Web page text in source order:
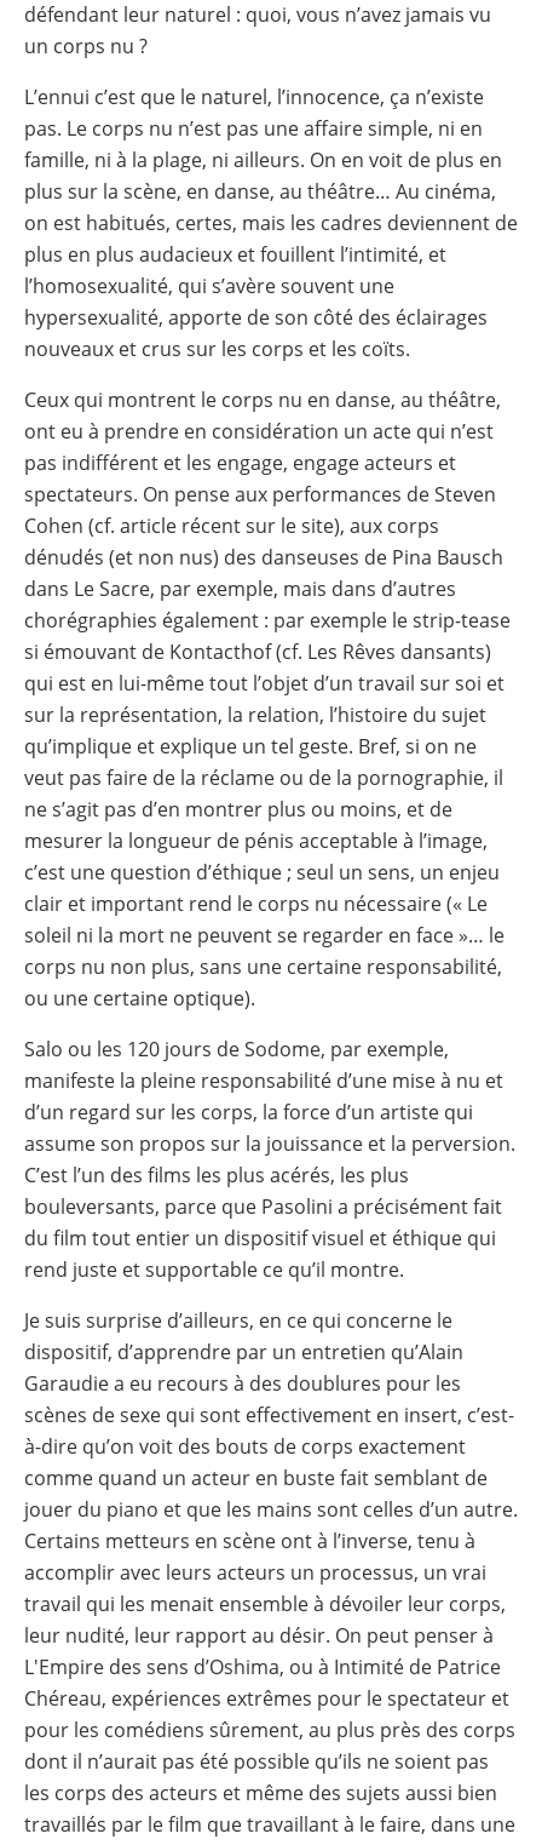
défendant leur naturel : quoi, vous n’avez jamais vu
un corps nu ?
L’ennui c’est que le naturel, l’innocence, ça n’existe
pas. Le corps nu n’est pas une affaire simple, ni en
famille, ni à la plage, ni ailleurs. On en voit de plus en
plus sur la scène, en danse, au théâtre… Au cinéma,
on est habitués, certes, mais les cadres deviennent de
plus en plus audacieux et fouillent l’intimité, et
l’homosexualité, qui s’avère souvent une
hypersexualité, apporte de son côté des éclairages
nouveaux et crus sur les corps et les coïts.
Ceux qui montrent le corps nu en danse, au théâtre,
ont eu à prendre en considération un acte qui n’est
pas indifférent et les engage, engage acteurs et
spectateurs. On pense aux performances de Steven
Cohen (cf. article récent sur le site), aux corps
dénudés (et non nus) des danseuses de Pina Bausch
dans Le Sacre, par exemple, mais dans d’autres
chorégraphies également : par exemple le strip-tease
si émouvant de Kontacthof (cf. Les Rêves dansants)
qui est en lui-même tout l’objet d’un travail sur soi et
sur la représentation, la relation, l’histoire du sujet
qu’implique et explique un tel geste. Bref, si on ne
veut pas faire de la réclame ou de la pornographie, il
ne s’agit pas d’en montrer plus ou moins, et de
mesurer la longueur de pénis acceptable à l’image,
c’est une question d’éthique ; seul un sens, un enjeu
clair et important rend le corps nu nécessaire (« Le
soleil ni la mort ne peuvent se regarder en face »… le
corps nu non plus, sans une certaine responsabilité,
ou une certaine optique).
Salo ou les 120 jours de Sodome, par exemple,
manifeste la pleine responsabilité d’une mise à nu et
d’un regard sur les corps, la force d’un artiste qui
assume son propos sur la jouissance et la perversion.
C’est l’un des films les plus acérés, les plus
bouleversants, parce que Pasolini a précisément fait
du film tout entier un dispositif visuel et éthique qui
rend juste et supportable ce qu’il montre.
Je suis surprise d’ailleurs, en ce qui concerne le
dispositif, d’apprendre par un entretien qu’Alain
Garaudie a eu recours à des doublures pour les
scènes de sexe qui sont effectivement en insert, c’est-
à-dire qu’on voit des bouts de corps exactement
comme quand un acteur en buste fait semblant de
jouer du piano et que les mains sont celles d’un autre.
Certains metteurs en scène ont à l’inverse, tenu à
accomplir avec leurs acteurs un processus, un vrai
travail qui les menait ensemble à dévoiler leur corps,
leur nudité, leur rapport au désir. On peut penser à
L'Empire des sens d’Oshima, ou à Intimité de Patrice
Chéreau, expériences extrêmes pour le spectateur et
pour les comédiens sûrement, au plus près des corps
dont il n’aurait pas été possible qu’ils ne soient pas
les corps des acteurs et même des sujets aussi bien
travaillés par le film que travaillant à le faire, dans une